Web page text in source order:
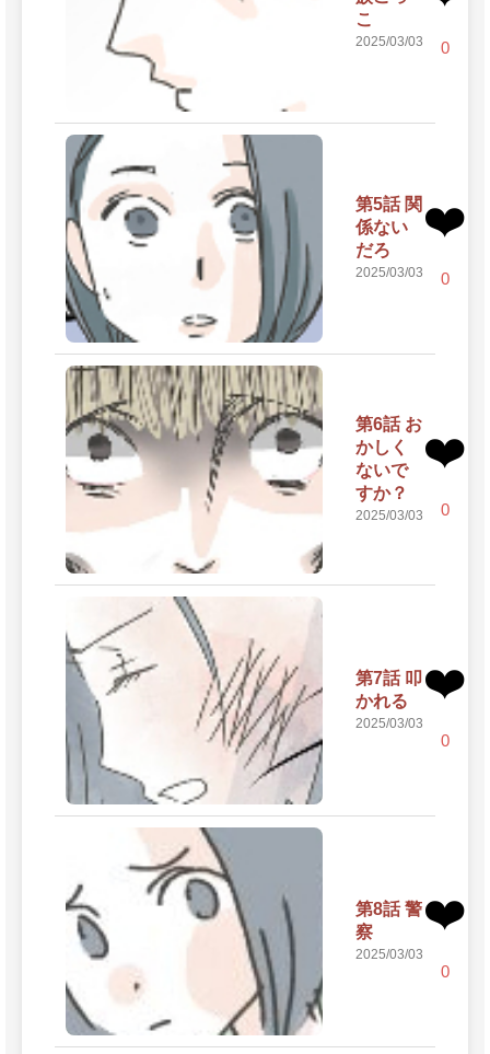
こ
2025/03/03 0
第5話 関
係ない
だろ
2025/03/03
❤️
0
第6話 お
かしく
ないで
すか？
2025/03/03
❤️
0
第7話 叩
かれる
2025/03/03
❤️
0
第8話 警
察
2025/03/03
❤️
0